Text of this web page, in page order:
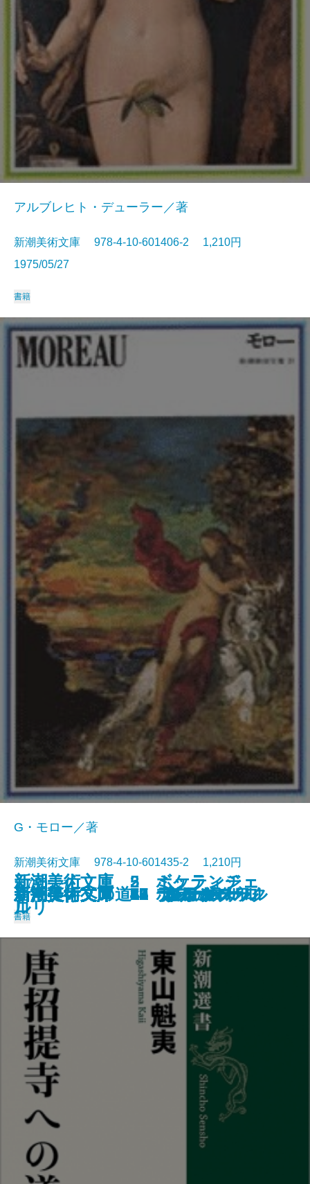
新潮美術文庫 5 ミケランジェ
ロ
新潮美術文庫 43 ブラック
新潮美術文庫 23 クールベ
新潮美術文庫 36 ルドン
新潮美術文庫 3 ラファエルロ
新潮美術文庫 47 シャガール
新潮美術文庫 2 ボッティチェ
ルリ
新潮美術文庫 7 ボス
新潮美術文庫 6 デューラー
アルブレヒト・デューラー／著
新潮美術文庫 978-4-10-601406-2 1,210円
1975/05/27
書籍
新潮美術文庫 35 モロー
G・モロー／著
新潮美術文庫 978-4-10-601435-2 1,210円
1975/05/27
書籍
唐招提寺への道
新潮美術文庫 13 フェルメール
新潮美術文庫 31 ロートレック
新潮美術文庫 8 ブリューゲル
新潮美術文庫 33 ルソー
新潮美術文庫 11 グレコ
新潮美術文庫 17 ターナー
新潮美術文庫 20 ドラクロワ
新潮美術文庫 42 ピカソ
新潮美術文庫 21 コロー